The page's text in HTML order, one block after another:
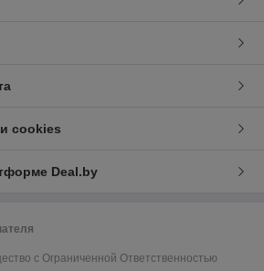
cookies
Deal.by
с Ограниченной Ответственностью